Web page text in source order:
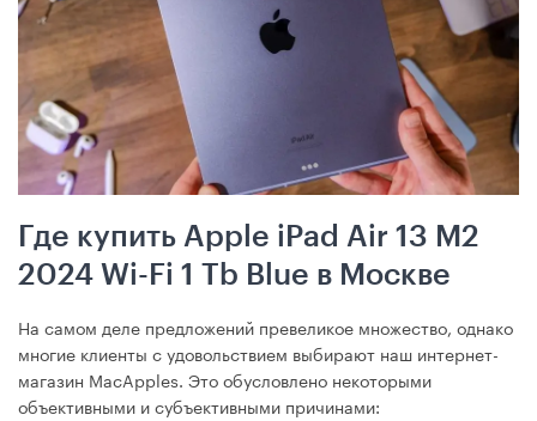
Где купить Apple iPad Air 13 M2
2024 Wi-Fi 1 Tb Blue в Москве
На самом деле предложений превеликое множество, однако
многие клиенты с удовольствием выбирают наш интернет-
магазин MacApples. Это обусловлено некоторыми
объективными и субъективными причинами: